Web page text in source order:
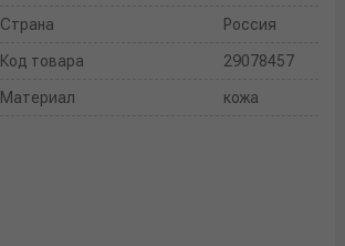
Страна Россия
Код товара 29078457
Материал кожа